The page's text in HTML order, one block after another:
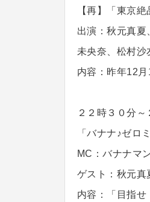
【再】「東京
出演：秋元真
未央奈、松村
内容：昨年12
２２時３０分
「バナナ♪ゼロ
MC：バナナマ
ゲスト：秋元
内容：「目指せ